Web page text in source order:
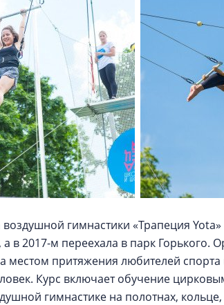
гимнастики «Трапеция
в 2017-м переехала в парк Горького.
местом притяжения любителей
Курс включает обучение
гимнастике на полотнах,